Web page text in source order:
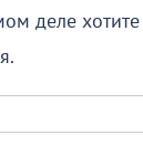
деле